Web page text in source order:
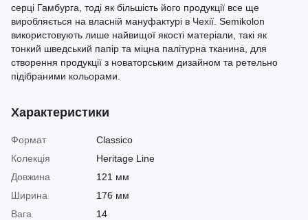
серці Гамбурга, тоді як більшість його продукції все ще
виробляється на власній мануфактурі в Чехії. Semikolon
використовують лише найвищої якості матеріали, такі як
тонкий шведський папір та міцна палітурна тканина, для
створення продукції з новаторським дизайном та ретельно
підібраними кольорами.
Характеристики
Формат
Classico
Колекція
Heritage Line
Довжина
121 мм
Ширина
176 мм
Вага
14